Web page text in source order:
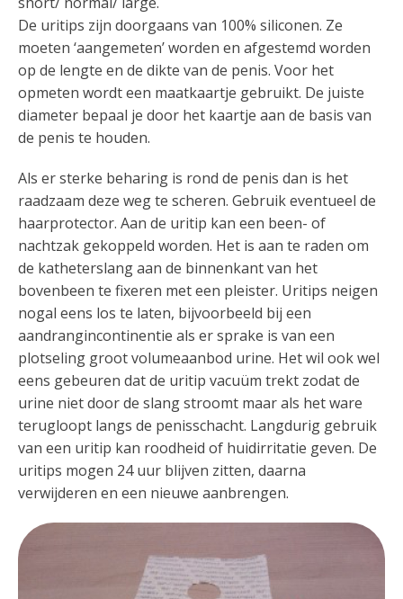
De uritips zijn doorgaans van 100% siliconen. Ze
moeten ‘aangemeten’ worden en afgestemd worden
op de lengte en de dikte van de penis. Voor het
opmeten wordt een maatkaartje gebruikt. De juiste
diameter bepaal je door het kaartje aan de basis van
de penis te houden.
Als er sterke beharing is rond de penis dan is het
raadzaam deze weg te scheren. Gebruik eventueel de
haarprotector. Aan de uritip kan een been- of
nachtzak gekoppeld worden. Het is aan te raden om
de katheterslang aan de binnenkant van het
bovenbeen te fixeren met een pleister. Uritips neigen
nogal eens los te laten, bijvoorbeeld bij een
aandrangincontinentie als er sprake is van een
plotseling groot volumeaanbod urine. Het wil ook wel
eens gebeuren dat de uritip vacuüm trekt zodat de
urine niet door de slang stroomt maar als het ware
terugloopt langs de penisschacht. Langdurig gebruik
van een uritip kan roodheid of huidirritatie geven. De
uritips mogen 24 uur blijven zitten, daarna
verwijderen en een nieuwe aanbrengen.